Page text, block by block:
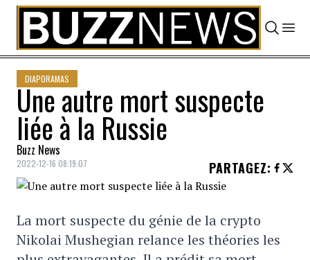
Skip to content
DIAPORAMAS
Une autre mort suspecte
liée à la Russie
Buzz News
2022-12-16 08:19:07 PARTAGEZ:
La mort suspecte du génie de la crypto
Nikolai Mushegian relance les théories les